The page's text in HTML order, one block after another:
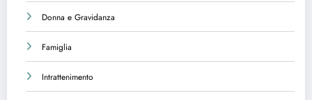
Donna e Gravidanza
Famiglia
Intrattenimento